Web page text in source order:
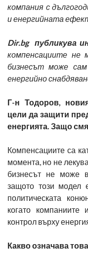
компания с
и енергийната
Dir.bg публикува
компенсациите не
бизнесът може
енергийно
Г-н Тодоров,
цели да защити
енергията. Защо
Компенсациите са
момента, но не
бизнесът не може
защото този модел
политическата
когато компаниите
контрол върху
Какво означава